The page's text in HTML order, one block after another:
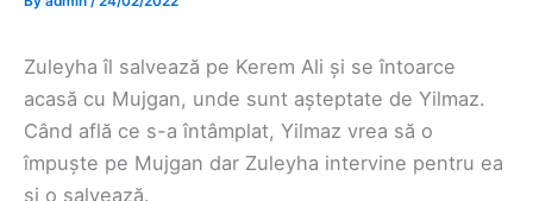
Zuleyha îl salvează pe Kerem Ali și se întoarce
acasă cu Mujgan, unde sunt așteptate de Yilmaz.
Când află ce s-a întâmplat, Yilmaz vrea să o
împuște pe Mujgan dar Zuleyha intervine pentru ea
și o salvează.